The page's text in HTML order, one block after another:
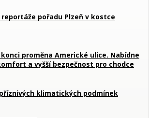
pořadu Plzeň v kostce
proměna Americké ulice. Nabídne
a vyšší bezpečnost pro chodce
klimatických podmínek